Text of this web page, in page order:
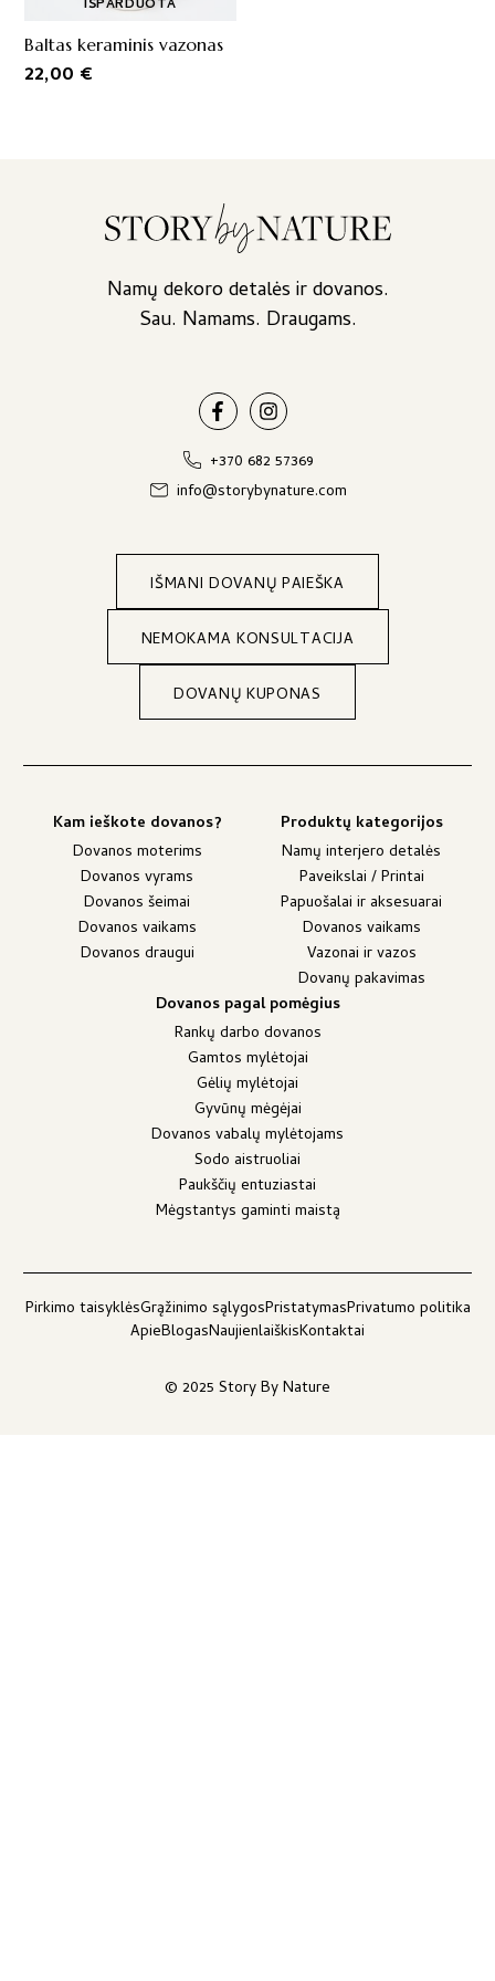
Baltas keraminis vazonas
22,00 €
IŠPARDUOTA
Namų dekoro detalės ir dovanos.
Sau. Namams. Draugams.
+370 682 57369
info@storybynature.com
IŠMANI DOVANŲ PAIEŠKA
NEMOKAMA KONSULTACIJA
DOVANŲ KUPONAS
Kam ieškote dovanos?
Dovanos moterims
Dovanos vyrams
Dovanos šeimai
Dovanos vaikams
Dovanos draugui
Produktų kategorijos
Namų interjero detalės
Paveikslai / Printai
Papuošalai ir aksesuarai
Dovanos vaikams
Vazonai ir vazos
Dovanų pakavimas
Dovanos pagal pomėgius
Rankų darbo dovanos
Gamtos mylėtojai
Gėlių mylėtojai
Gyvūnų mėgėjai
Dovanos vabalų mylėtojams
Sodo aistruoliai
Paukščių entuziastai
Mėgstantys gaminti maistą
© 2025 Story By Nature
Pirkimo taisyklėsGrąžinimo sąlygosPristatymasPrivatumo politika
ApieBlogasNaujienlaiškisKontaktai